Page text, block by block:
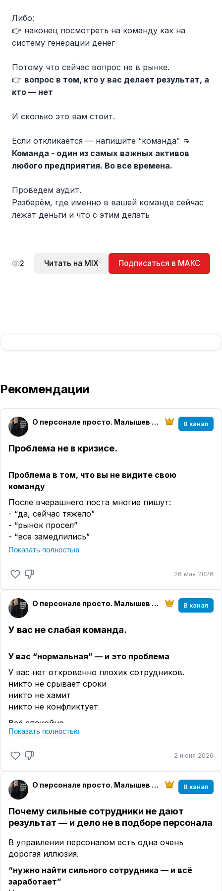
Либо:
👉 наконец посмотреть на команду как на
систему генерации денег
Потому что сейчас вопрос не в рынке.
👉 вопрос в том, кто у вас делает результат, а
кто — нет
И сколько это вам стоит.
Если откликается — напишите “команда” 👊
Команда - один из самых важных активов
любого предприятия. Во все времена.
Проведем аудит.
Разберём, где именно в вашей команде сейчас
лежат деньги и что с этим делать
2 Читать на MIX Подписаться в МАКС
Рекомендации
О персонале просто. Малышев Вячеслав В канал
Проблема не в кризисе.
Проблема в том, что вы не видите свою
команду
После вчерашнего поста многие пишут:
- “да, сейчас тяжело”
- “рынок просел”
- “все замедлились”
С этим сложно спорить.
Если бы проблема была только в кризисе —
👉 у всех было бы одинаково плохо
Но это не так.
В одних компаниях:
- начинается хаос
- всё держится “на усилиях”
А в других:
- команда продолжает работать
- решения принимаются быстро
- бизнес не разваливается
При одинаковых условиях.
И вот здесь начинается неприятная часть.
👉 проблема в том, что вы не видите, кто из них
какой
Снаружи всё выглядит нормально:
все заняты
все что-то делают
у всех есть задачи
А внутри:
- один тянет за двоих
- второй не дотягивает
- третий просто создаёт видимость работы
Но снаружи — они одинаковые.
Показать полностью
26 мая 2026
О персонале просто. Малышев Вячеслав В канал
У вас не слабая команда.
У вас “нормальная” — и это проблема
У вас нет откровенно плохих сотрудников.
никто не срывает сроки
никто не хамит
никто не конфликтует
Всё спокойно.
Даже слишком.
Рабочий день.
Задачи стоят.
Люди работают.
- кто-то делает
- кто-то “в процессе”
- кто-то “разбирается”
И вроде всё нормально.
- не растёт
- не ускоряется
- не усиливается
И вы ловите странное ощущение:
Показать полностью
2 июня 2026
О персонале просто. Малышев Вячеслав В канал
Почему сильные сотрудники не дают
результат — и дело не в подборе персонала
В управлении персоналом есть одна очень
дорогая иллюзия.
“нужно найти сильного сотрудника — и всё
заработает”